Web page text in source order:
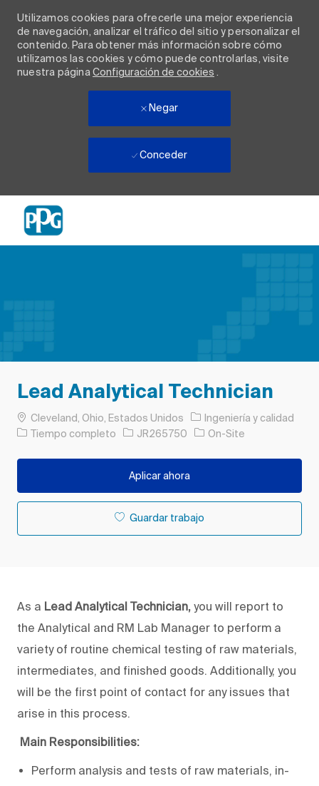
Utilizamos cookies para ofrecerle una mejor experiencia
de navegación, analizar el tráfico del sitio y personalizar el
contenido. Para obtener más información sobre cómo
utilizamos las cookies y cómo puede controlarlas, visite
nuestra página Configuración de cookies .
Negar
Conceder
Lead Analytical Technician
Ubicación
Cleveland, Ohio, Estados Unidos Categoría
Ingeniería y calidad
Tipo de trabajo
Tiempo completo ID de trabajo
JR265750 On-Site
Aplicar ahora
Guardar trabajo
As a Lead Analytical Technician, you will report to
the Analytical and RM Lab Manager to perform a
variety of routine chemical testing of raw materials,
intermediates, and finished goods. Additionally, you
will be the first point of contact for any issues that
arise in this process.
Main Responsibilities:
Perform analysis and tests of raw materials, in-